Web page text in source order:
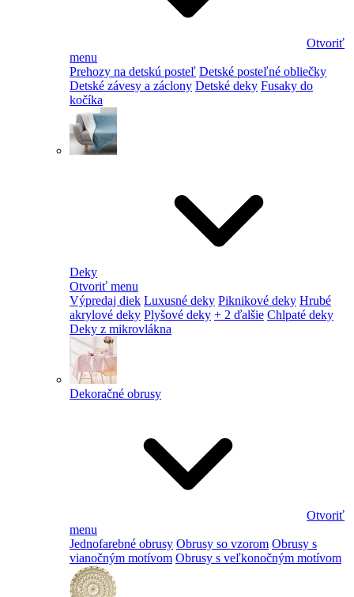
Otvoriť
menu
Prehozy na detskú posteľ Detské posteľné obliečky
Detské závesy a záclony Detské deky Fusaky do
kočíka
Deky
Otvoriť menu
Výpredaj diek Luxusné deky Piknikové deky Hrubé
akrylové deky Plyšové deky + 2 ďalšie Chlpaté deky
Deky z mikrovlákna
Dekoračné obrusy
Otvoriť
menu
Jednofarebné obrusy Obrusy so vzorom Obrusy s
vianočným motívom Obrusy s veľkonočným motívom